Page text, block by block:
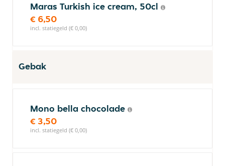
Maras Turkish ice cream, 50cl
€ 6,50
incl. statiegeld (€ 0,00)
Gebak
Mono bella chocolade
€ 3,50
incl. statiegeld (€ 0,00)